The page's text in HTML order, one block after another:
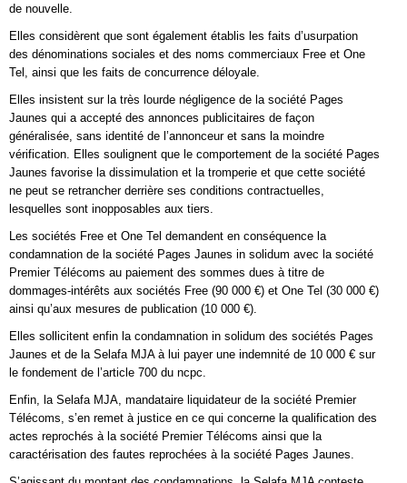
de nouvelle.
Elles considèrent que sont également établis les faits d’usurpation
des dénominations sociales et des noms commerciaux Free et One
Tel, ainsi que les faits de concurrence déloyale.
Elles insistent sur la très lourde négligence de la société Pages
Jaunes qui a accepté des annonces publicitaires de façon
généralisée, sans identité de l’annonceur et sans la moindre
vérification. Elles soulignent que le comportement de la société Pages
Jaunes favorise la dissimulation et la tromperie et que cette société
ne peut se retrancher derrière ses conditions contractuelles,
lesquelles sont inopposables aux tiers.
Les sociétés Free et One Tel demandent en conséquence la
condamnation de la société Pages Jaunes in solidum avec la société
Premier Télécoms au paiement des sommes dues à titre de
dommages-intérêts aux sociétés Free (90 000 €) et One Tel (30 000 €)
ainsi qu’aux mesures de publication (10 000 €).
Elles sollicitent enfin la condamnation in solidum des sociétés Pages
Jaunes et de la Selafa MJA à lui payer une indemnité de 10 000 € sur
le fondement de l’article 700 du ncpc.
Enfin, la Selafa MJA, mandataire liquidateur de la société Premier
Télécoms, s’en remet à justice en ce qui concerne la qualification des
actes reprochés à la société Premier Télécoms ainsi que la
caractérisation des fautes reprochées à la société Pages Jaunes.